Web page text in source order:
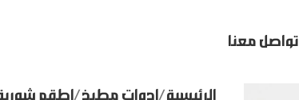
تواصل معنا
الرئيسية ادوات مطبخ اطقم